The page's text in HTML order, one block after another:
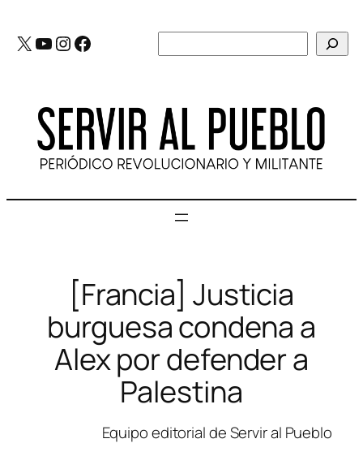
contenido
X YouTube
Instagram
Facebook
[Francia] Justicia
burguesa condena a
Alex por defender a
Palestina
Equipo editorial de Servir al Pueblo